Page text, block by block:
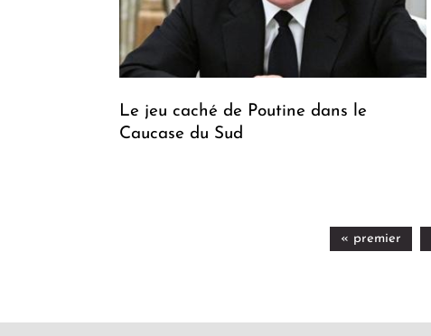
Le jeu caché de Poutine dans le
Caucase du Sud
« premier